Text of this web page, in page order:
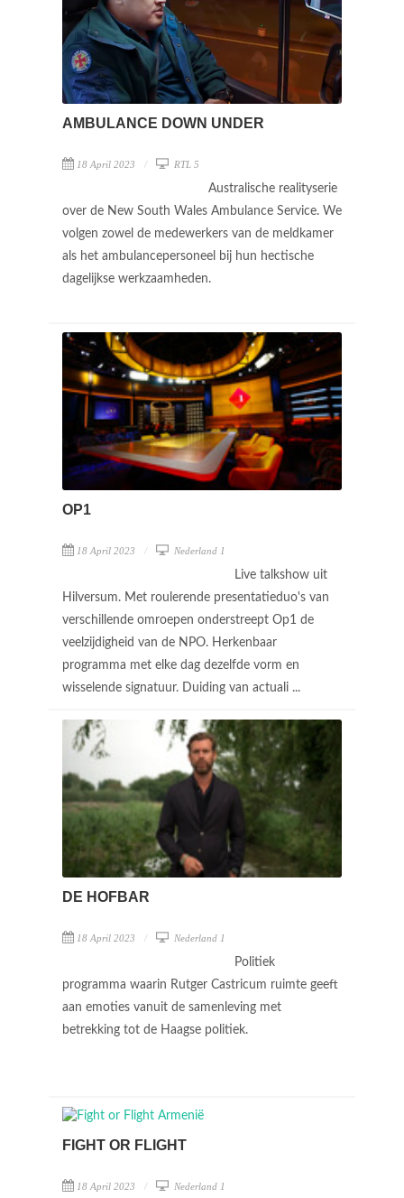
AMBULANCE DOWN UNDER
18 April 2023 RTL 5
Australische realityserie
over de New South Wales Ambulance Service. We
volgen zowel de medewerkers van de meldkamer
als het ambulancepersoneel bij hun hectische
dagelijkse werkzaamheden.
OP1
18 April 2023 Nederland 1
Live talkshow uit
Hilversum. Met roulerende presentatieduo's van
verschillende omroepen onderstreept Op1 de
veelzijdigheid van de NPO. Herkenbaar
programma met elke dag dezelfde vorm en
wisselende signatuur. Duiding van actuali ...
DE HOFBAR
18 April 2023 Nederland 1
Politiek
programma waarin Rutger Castricum ruimte geeft
aan emoties vanuit de samenleving met
betrekking tot de Haagse politiek.
FIGHT OR FLIGHT
18 April 2023 Nederland 1